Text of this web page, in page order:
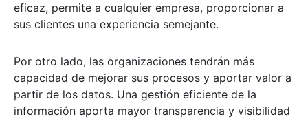
eficaz, permite a cualquier empresa, proporcionar a
sus clientes una experiencia semejante.
Por otro lado, las organizaciones tendrán más
capacidad de mejorar sus procesos y aportar valor a
partir de los datos. Una gestión eficiente de la
información aporta mayor transparencia y visibilidad